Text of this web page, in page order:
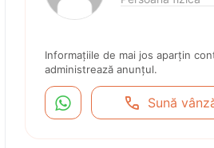
Informațiile de mai jos aparțin
administrează anunțul.
  Sună